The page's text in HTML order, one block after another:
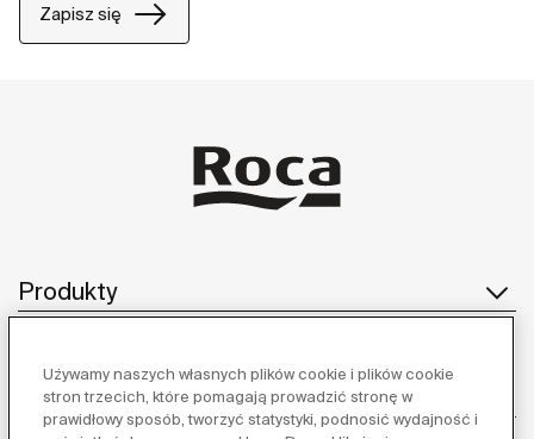
Zapisz się
Produkty
Obsługa klienta
Używamy naszych własnych plików cookie i plików cookie
stron trzecich, które pomagają prowadzić stronę w
prawidłowy sposób, tworzyć statystyki, podnosić wydajność i